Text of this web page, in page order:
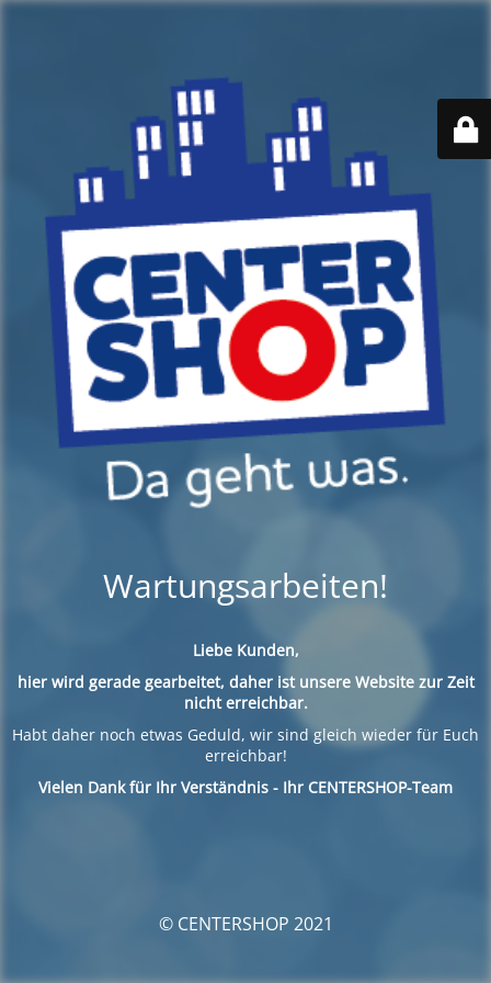
Wartungsarbeiten!
Liebe Kunden,
hier wird gerade gearbeitet, daher ist unsere Website zur Zeit
nicht erreichbar.
Habt daher noch etwas Geduld, wir sind gleich wieder für Euch
erreichbar!
Vielen Dank für Ihr Verständnis - Ihr CENTERSHOP-Team
© CENTERSHOP 2021